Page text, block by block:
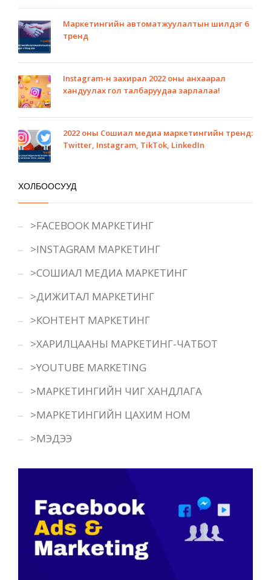
Маркетингийн автоматжуулалтын шилдэг 6
тренд
Instagram-н захирал 2022 оны анхаарал
хандуулах гол талбаруудаа зарлалаа!
2022 оны Сошиал медиа маркетингийн тренд:
Twitter, Instagram, TikTok, LinkedIn
ХОЛБООСУУД
>FACEBOOK МАРКЕТИНГ
>INSTAGRAM МАРКЕТИНГ
>СОШИАЛ МЕДИА МАРКЕТИНГ
>ДИЖИТАЛ МАРКЕТИНГ
>КОНТЕНТ МАРКЕТИНГ
>ХАРИЛЦААНЫ МАРКЕТИНГ-ЧАТБОТ
>YOUTUBE MARKETING
>МАРКЕТИНГИЙН ЧИГ ХАНДЛАГА
>МАРКЕТИНГИЙН ЦАХИМ НОМ
>МЭДЭЭ